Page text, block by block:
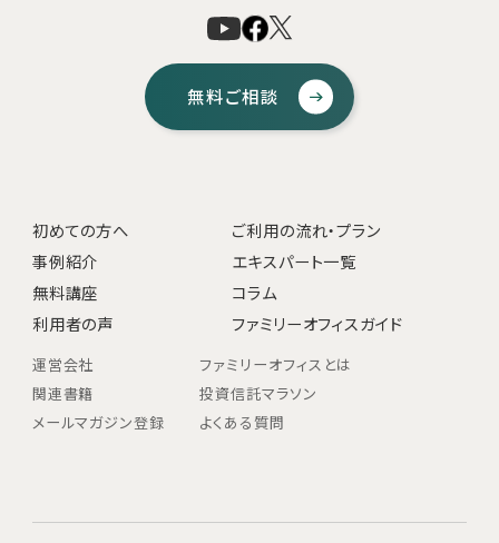
無料ご相談
初めての方へ
ご利用の流れ・プラン
事例紹介
エキスパート一覧
無料講座
コラム
利用者の声
ファミリーオフィスガイド
運営会社
ファミリーオフィスとは
関連書籍
投資信託マラソン
メールマガジン登録
よくある質問